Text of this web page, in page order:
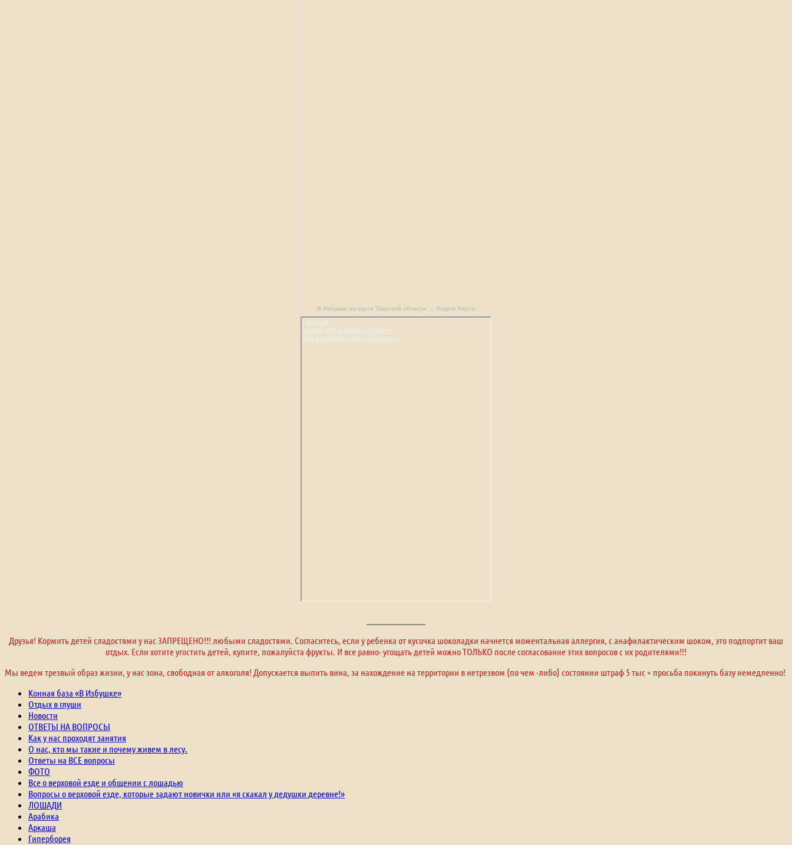
В Избушке на карте Тверской области — Яндекс Карты
В Избушке
Конный клуб в Тверской области
Отдых на ферме в Тверской области
Друзья! Кормить детей сладостями у нас ЗАПРЕЩЕНО!!! любыми сладостями. Согласитесь, если у ребенка от кусочка шоколадки начнется моментальная аллергия, с анафилактическим шоком, это подпортит ваш
отдых. Если хотите угостить детей, купите, пожалуйста фрукты. И все равно- угощать детей можно ТОЛЬКО после согласование этих вопросов с их родителями!!!
Мы ведем трезвый образ жизни, у нас зона, свободная от алкоголя! Допускается выпить вина, за нахождение на территории в нетрезвом (по чем -либо) состоянии штраф 5 тыс + просьба покинуть базу немедленно!
Конная база «В Избушке»
Отдых в глуши
Новости
ОТВЕТЫ НА ВОПРОСЫ
Как у нас проходят занятия
О нас, кто мы такие и почему живем в лесу.
Ответы на ВСЕ вопросы
ФОТО
Все о верховой езде и общении с лошадью
Вопросы о верховой езде, которые задают новички или «я скакал у дедушки деревне!»
ЛОШАДИ
Арабика
Аркаша
Гиперборея